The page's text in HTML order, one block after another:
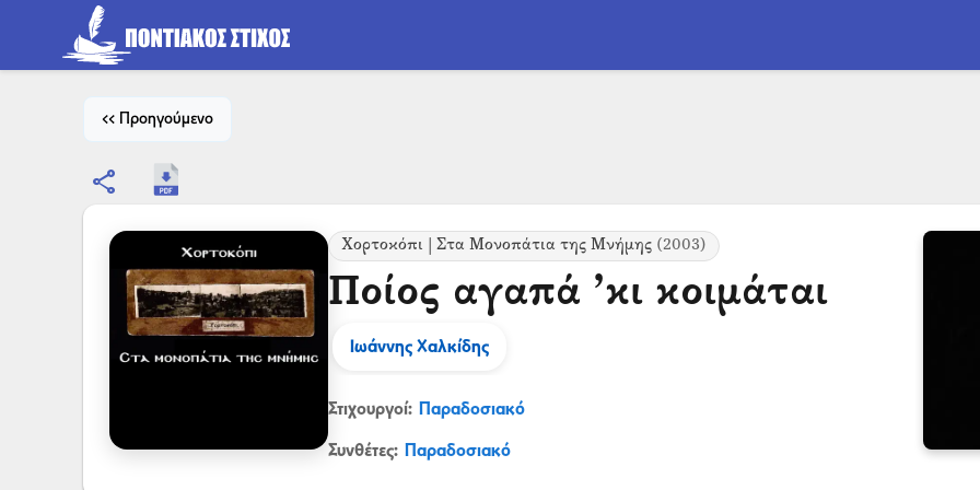
<< Προηγούμενο
share
Χορτοκόπι | Στα Μονοπάτια της Μνήμης (2003)
Ποίος αγαπά ’κι κοιμάται
Ιωάννης Χαλκίδης
Στιχουργοί: Παραδοσιακό
Συνθέτες: Παραδοσιακό